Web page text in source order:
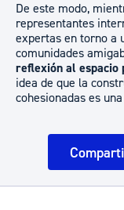
De este modo,
representantes
expertas en torno a
comunidades
reflexión al espacio
idea de que la
cohesionadas es